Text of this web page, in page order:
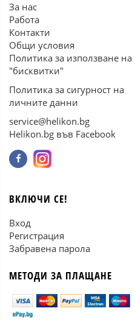
За нас
Работа
Контакти
Общи условия
Политика за използване на
"бисквитки"
Политика за сигурност на
личните данни
service@helikon.bg
Helikon.bg във Facebook
ВКЛЮЧИ СЕ!
Вход
Регистрация
Забравена парола
МЕТОДИ ЗА ПЛАЩАНЕ